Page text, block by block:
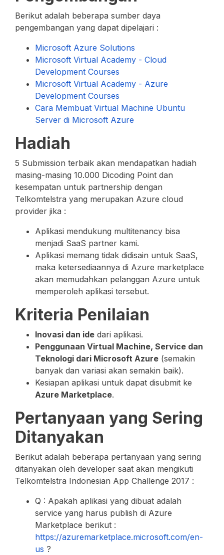
Berikut adalah beberapa sumber daya
pengembangan yang dapat dipelajari :
Microsoft Azure Solutions
Microsoft Virtual Academy - Cloud
Development Courses
Microsoft Virtual Academy - Azure
Development Courses
Cara Membuat Virtual Machine Ubuntu
Server di Microsoft Azure
Hadiah
5 Submission terbaik akan mendapatkan hadiah
masing-masing 10.000 Dicoding Point dan
kesempatan untuk partnership dengan
Telkomtelstra yang merupakan Azure cloud
provider jika :
Aplikasi mendukung multitenancy bisa
menjadi SaaS partner kami.
Aplikasi memang tidak didisain untuk SaaS,
maka ketersediaannya di Azure marketplace
akan memudahkan pelanggan Azure untuk
memperoleh aplikasi tersebut.
Kriteria Penilaian
Inovasi dan ide dari aplikasi.
Penggunaan Virtual Machine, Service dan
Teknologi dari Microsoft Azure (semakin
banyak dan variasi akan semakin baik).
Kesiapan aplikasi untuk dapat disubmit ke
Azure Marketplace.
Pertanyaan yang Sering
Ditanyakan
Berikut adalah beberapa pertanyaan yang sering
ditanyakan oleh developer saat akan mengikuti
Telkomtelstra Indonesian App Challenge 2017 :
Q : Apakah aplikasi yang dibuat adalah
service yang harus publish di Azure
Marketplace berikut :
https://azuremarketplace.microsoft.com/en-
us ?